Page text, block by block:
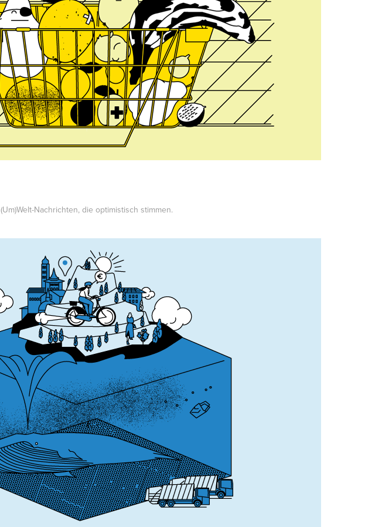
(Um)Welt-Nachrichten, die optimistisch stimmen.